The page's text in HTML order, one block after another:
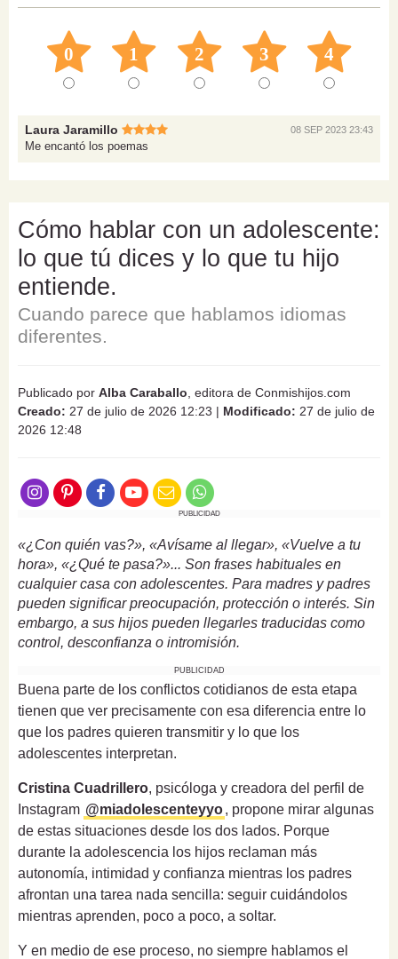
0 1 2 3 4
08 SEP 2023 23:43
Laura Jaramillo
Me encantó los poemas
Cómo hablar con un adolescente:
lo que tú dices y lo que tu hijo
entiende.
Cuando parece que hablamos idiomas
diferentes.
Publicado por Alba Caraballo, editora de Conmishijos.com
Creado: 27 de julio de 2026 12:23 | Modificado: 27 de julio de
2026 12:48
PUBLICIDAD
«¿Con quién vas?», «Avísame al llegar», «Vuelve a tu
hora», «¿Qué te pasa?»... Son frases habituales en
cualquier casa con adolescentes. Para madres y padres
pueden significar preocupación, protección o interés. Sin
embargo, a sus hijos pueden llegarles traducidas como
control, desconfianza o intromisión.
PUBLICIDAD
Buena parte de los conflictos cotidianos de esta etapa
tienen que ver precisamente con esa diferencia entre lo
que los padres quieren transmitir y lo que los
adolescentes interpretan.
Cristina Cuadrillero, psicóloga y creadora del perfil de
Instagram @miadolescenteyyo, propone mirar algunas
de estas situaciones desde los dos lados. Porque
durante la adolescencia los hijos reclaman más
autonomía, intimidad y confianza mientras los padres
afrontan una tarea nada sencilla: seguir cuidándolos
mientras aprenden, poco a poco, a soltar.
Y en medio de ese proceso, no siempre hablamos el